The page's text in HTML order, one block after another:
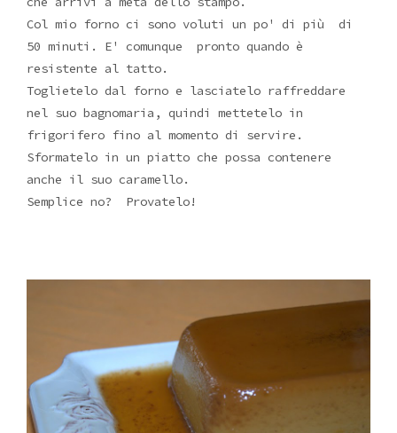
Col mio forno ci sono voluti un po' di più di
50 minuti. E' comunque pronto quando è
resistente al tatto.
Toglietelo dal forno e lasciatelo raffreddare
nel suo bagnomaria, quindi mettetelo in
frigorifero fino al momento di servire.
Sformatelo in un piatto che possa contenere
anche il suo caramello.
Semplice no? Provatelo!